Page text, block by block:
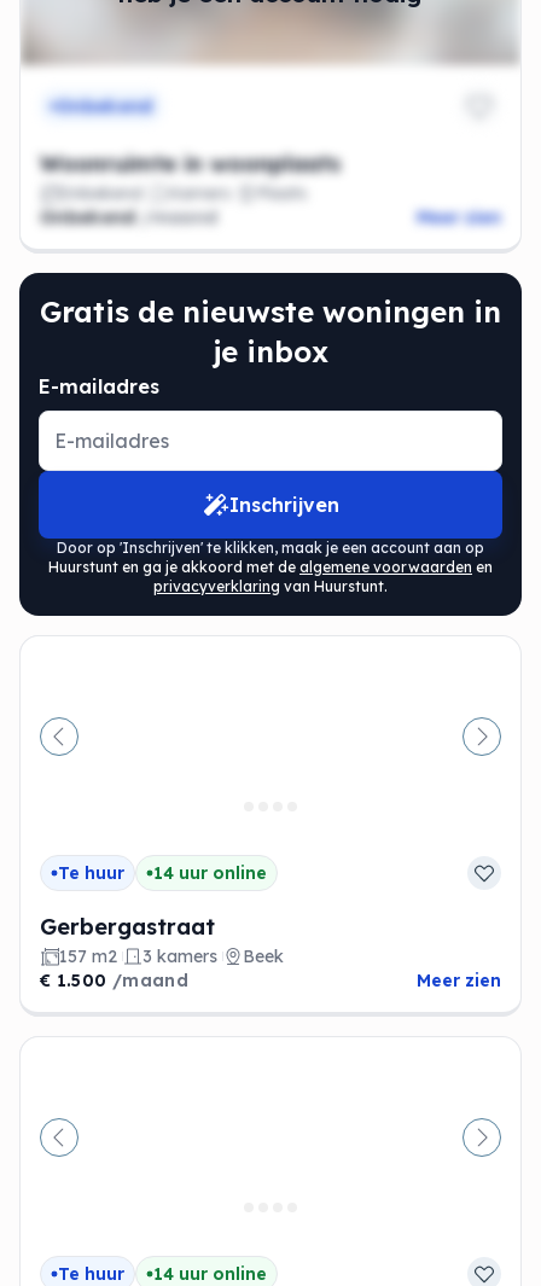
Onbekend
Woonruimte in woonplaats
Onbekend Kamers
Plaats
Onbekend
/maand Meer zien
Gratis de nieuwste woningen in
je inbox
E-mailadres
Inschrijven
Door op 'Inschrijven' te klikken, maak je een account aan op
Huurstunt en ga je akkoord met de algemene voorwaarden en
privacyverklaring van Huurstunt.
Vorige
Te huur 14 uur online
Gerbergastraat
157 m2 3 kamers
Beek
€ 1.500 /maand Meer zien
Vorige
Te huur 14 uur online